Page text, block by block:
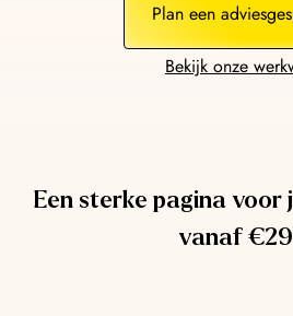
Plan een
Bekijk onze
Een sterke pagina voor
vanaf